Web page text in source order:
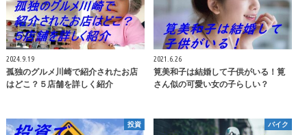
2024.9.19
孤独のグルメ川崎で紹介されたお店
はどこ？５店舗を詳しく紹介
2021.6.26
筧美和子は結婚して子供がいる！筧
さん似の可愛い女の子らしい？
投資 バイク